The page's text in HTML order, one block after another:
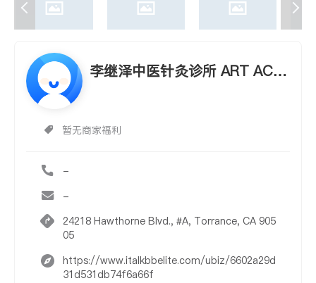
李继泽中医针灸诊所 ART ACU
暂无商家福利
-
-
24218 Hawthorne Blvd., #A, Torrance, CA 905
05
https://www.italkbbelite.com/ubiz/6602a29d
31d531db74f6a66f